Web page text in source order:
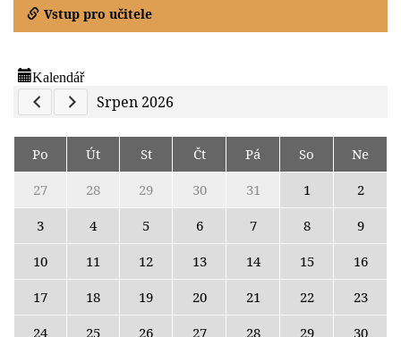
Vstup pro učitele
Kalendář
Previous Calendar
Next Calendar
Srpen 2026
Po Út St Čt Pá So
Ne
27
28 29 30 31 1
2
3
4 5 6 7 8
9
10
11 12 13 14 15
16
17
18 19 20 21 22
23
24
25 26 27 28 29
30